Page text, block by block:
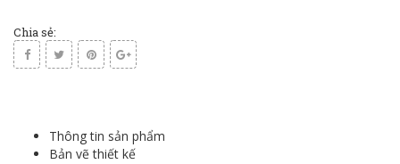
Chia sẻ:
Thông tin sản phẩm
Bản vẽ thiết kế